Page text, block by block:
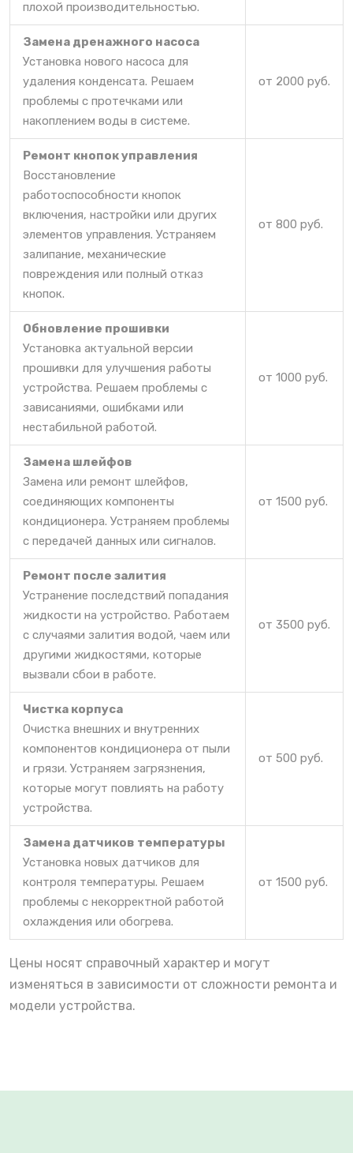
плохой производительностью.
Замена дренажного насоса
Установка нового насоса для
удаления конденсата. Решаем
проблемы с протечками или
накоплением воды в системе.
от 2000 руб.
Ремонт кнопок управления
Восстановление
работоспособности кнопок
включения, настройки или других
элементов управления. Устраняем
залипание, механические
повреждения или полный отказ
кнопок.
от 800 руб.
Обновление прошивки
Установка актуальной версии
прошивки для улучшения работы
устройства. Решаем проблемы с
зависаниями, ошибками или
нестабильной работой.
от 1000 руб.
Замена шлейфов
Замена или ремонт шлейфов,
соединяющих компоненты
кондиционера. Устраняем проблемы
с передачей данных или сигналов.
от 1500 руб.
Ремонт после залития
Устранение последствий попадания
жидкости на устройство. Работаем
с случаями залития водой, чаем или
другими жидкостями, которые
вызвали сбои в работе.
от 3500 руб.
Чистка корпуса
Очистка внешних и внутренних
компонентов кондиционера от пыли
и грязи. Устраняем загрязнения,
которые могут повлиять на работу
устройства.
от 500 руб.
Замена датчиков температуры
Установка новых датчиков для
контроля температуры. Решаем
проблемы с некорректной работой
охлаждения или обогрева.
от 1500 руб.
Цены носят справочный характер и могут
изменяться в зависимости от сложности ремонта и
модели устройства.